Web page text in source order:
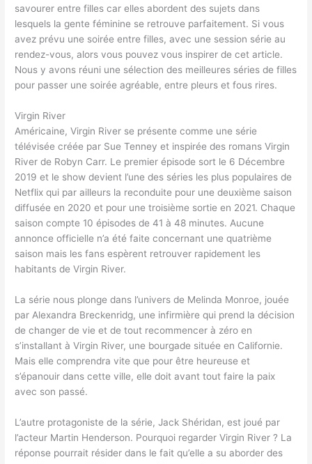
savourer entre filles car elles abordent des sujets dans
lesquels la gente féminine se retrouve parfaitement. Si vous
avez prévu une soirée entre filles, avec une session série au
rendez-vous, alors vous pouvez vous inspirer de cet article.
Nous y avons réuni une sélection des meilleures séries de filles
pour passer une soirée agréable, entre pleurs et fous rires.
Virgin River
Américaine, Virgin River se présente comme une série
télévisée créée par Sue Tenney et inspirée des romans Virgin
River de Robyn Carr. Le premier épisode sort le 6 Décembre
2019 et le show devient l’une des séries les plus populaires de
Netflix qui par ailleurs la reconduite pour une deuxième saison
diffusée en 2020 et pour une troisième sortie en 2021. Chaque
saison compte 10 épisodes de 41 à 48 minutes. Aucune
annonce officielle n’a été faite concernant une quatrième
saison mais les fans espèrent retrouver rapidement les
habitants de Virgin River.
La série nous plonge dans l’univers de Melinda Monroe, jouée
par Alexandra Breckenridg, une infirmière qui prend la décision
de changer de vie et de tout recommencer à zéro en
s’installant à Virgin River, une bourgade située en Californie.
Mais elle comprendra vite que pour être heureuse et
s’épanouir dans cette ville, elle doit avant tout faire la paix
avec son passé.
L’autre protagoniste de la série, Jack Shéridan, est joué par
l’acteur Martin Henderson. Pourquoi regarder Virgin River ? La
réponse pourrait résider dans le fait qu’elle a su aborder des